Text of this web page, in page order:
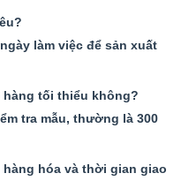
làm việc để sản xuất
tối thiểu không?
tra mẫu, thường là 300
hóa và thời gian giao